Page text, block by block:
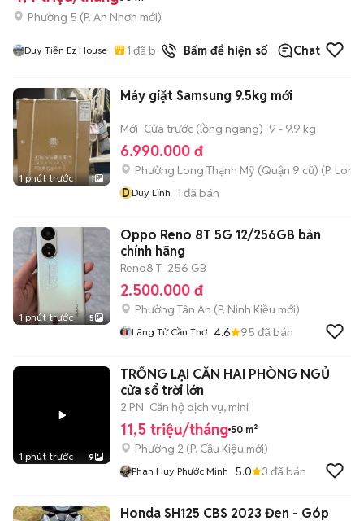
Phường 5 (P. An Nhơn mới)
Duy Tiến Ez House 1 đã bán Bấm để hiện số Chat
1 phút trước 1
Máy giặt Samsung 9.5kg mới
Mới Cửa trước (lồng ngang) 9 - 9.9 kg
6.990.000 đ
Phường Long Thạnh Mỹ (Quận 9 cũ) (P.
DDuy Lĩnh 1 đã bán
1 phút trước 5
Oppo Reno 8T 5G 12/256GB bản
chính hãng
Reno8 T 256 GB
2.500.000 đ
Phường Tân An (P. Ninh Kiều mới)
Lãng Tử Cần Thơ 4.6 95 đã bán
1 phút trước 9
TRỐNG LẠI CĂN HAI PHÒNG NGỦ
cửa sổ trời lớn
2 PN Căn hộ dịch vụ, mini
11,5 triệu/tháng 50 m²
Phường 2 (P. Cầu Kiệu mới)
Phan Huy Phước Minh 5.0 3 đã bán
Honda SH125 CBS 2023 Đen - Góp